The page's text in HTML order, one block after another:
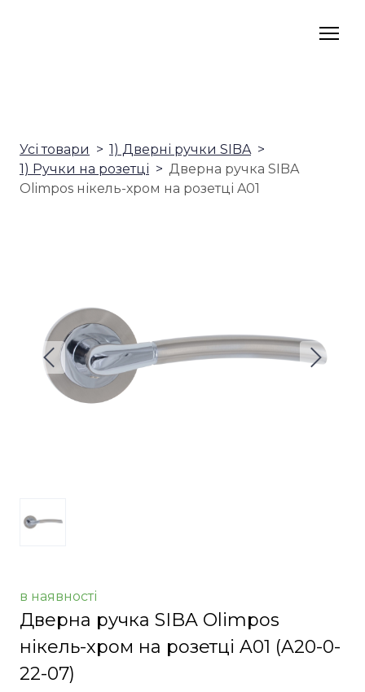
Усі товари
1) Дверні ручки SIBA
1) Ручки на розетці
Дверна ручка SIBA
Olimpos нікель-хром на розетці A01
в наявності
Дверна ручка SIBA Olimpos
нікель-хром на розетці A01 (A20-0-
22-07)